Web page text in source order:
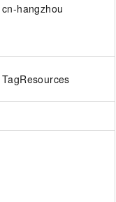
cn-hangzhou
TagResources